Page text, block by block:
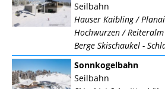
Seilbahn
Hauser Kaibling /
Hochwurzen /
Berge Skischaukel -
Sonnkogelbahn
Seilbahn